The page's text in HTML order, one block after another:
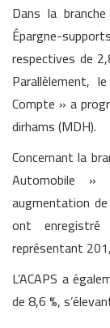
Dans la
Épargne-
respectives de
Parallèlement,
Compte » a
dirhams (MDH).
Concernant la
Automobile
augmentation
ont
représentant
L’ACAPS a
de 8,6 %,